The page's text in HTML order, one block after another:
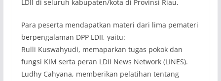
LDII di seluruh kabupaten/kota di Provinsi Riau.
Para peserta mendapatkan materi dari lima pemateri
berpengalaman DPP LDII, yaitu:
Rulli Kuswahyudi, memaparkan tugas pokok dan
fungsi KIM serta peran LDII News Network (LINES).
Ludhy Cahyana, memberikan pelatihan tentang